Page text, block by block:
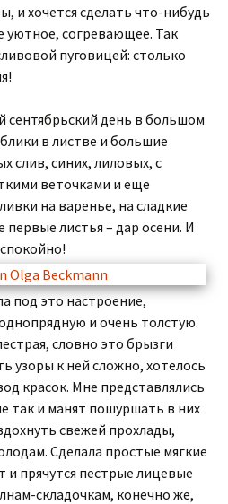
и хочется сделать что-нибудь
уютное, согревающее. Так
пуговицей: столько
сентябрьский день в большом
в листве и большие
слив, синих, лиловых, с
веточками и еще
на варенье, на сладкие
первые листья – дар осени. И
под это настроение,
и очень толстую.
словно это брызги
узоры к ней сложно, хотелось
красок. Мне представлялись
так и манят пошуршать в них
свежей прохлады,
Сделала простые мягкие
и прячутся пестрые лицевые
складочкам, конечно же,